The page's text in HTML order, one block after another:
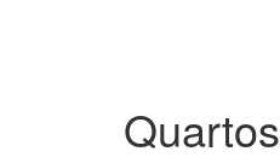
Quartos